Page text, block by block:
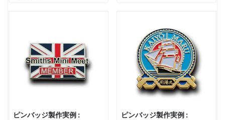
ピンバッジ製作実例 :
ピンバッジ製作実例 :